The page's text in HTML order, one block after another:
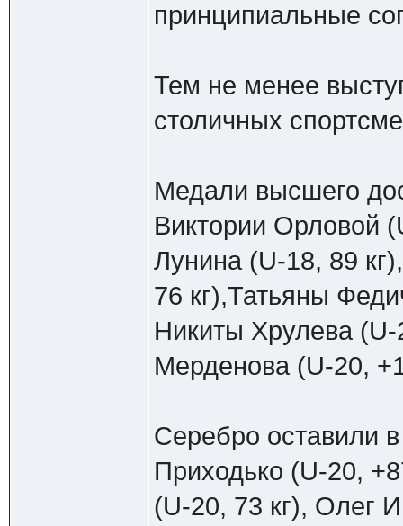
принципиальные
Тем не менее
столичных
Медали высшего
Виктории Орловой
Лунина (U-18, 89
76 кг),Татьяны
Никиты Хрулева (U-
Мерденова (U-20,
Серебро оставили
Приходько (U-20,
(U-20, 73 кг), Олег